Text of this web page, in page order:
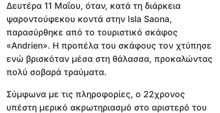
Δευτέρα 11 Μαΐου, όταν, κατά τη διάρκεια
ψαροντούφεκου κοντά στην Isla Saona,
παρασύρθηκε από το τουριστικό σκάφος
«Andrien». Η προπέλα του σκάφους τον χτύπησε
ενώ βρισκόταν μέσα στη θάλασσα, προκαλώντας
πολύ σοβαρά τραύματα.
Σύμφωνα με τις πληροφορίες, ο 22χρονος
υπέστη μερικό ακρωτηριασμό στο αριστερό του